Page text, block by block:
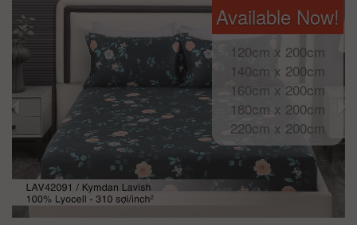
Available Now!
120cm x 200cm
140cm x 200cm
160cm x 200cm
180cm x 200cm
220cm x 200cm